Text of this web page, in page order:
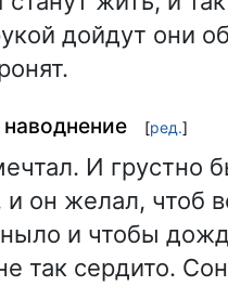
дойдут они
[ред.]
И грустно
и он желал, чтоб
и чтобы
так сердито.